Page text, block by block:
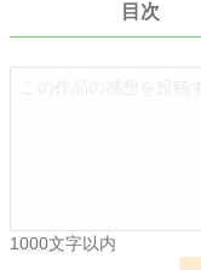
焦った王子は何とか引き留
を去る。
恋愛 947 位 /
目次
1000文字以内